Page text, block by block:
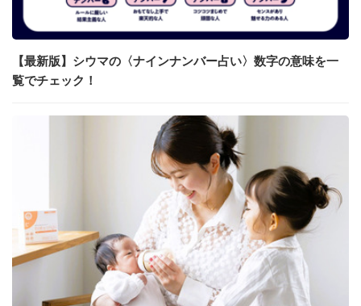
【最新版】シウマの〈ナインナンバー占い〉数字の意味を一
覧でチェック！